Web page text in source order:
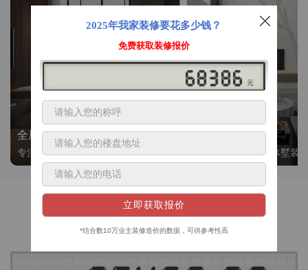
全屋整装
专注整装24年，高标准，选美迪 十年后仍爱我家
别墅大平层
高端私人定制，整体墅装
获取装修预算